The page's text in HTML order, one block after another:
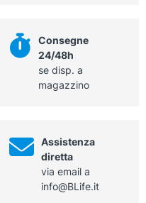
Consegne
24/48h
se disp. a
magazzino
Assistenza
diretta
via email a
info@BLife.it